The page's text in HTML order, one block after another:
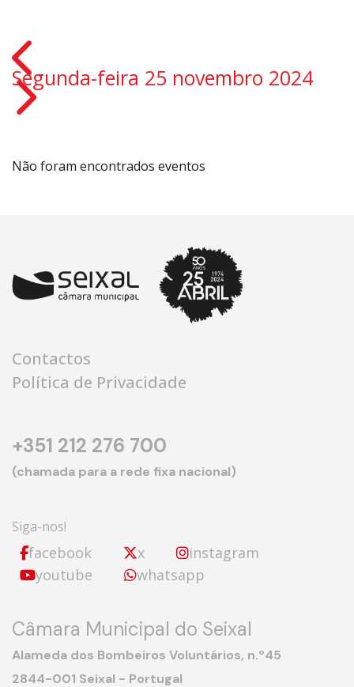
Segunda-feira 25 novembro 2024
Não foram encontrados eventos
Contactos
Política de Privacidade
+351 212 276 700
(chamada para a rede fixa nacional)
Siga-nos!
facebook x
instagram
youtube
whatsapp
Câmara Municipal do Seixal
Alameda dos Bombeiros Voluntários, n.º45
2844-001 Seixal - Portugal